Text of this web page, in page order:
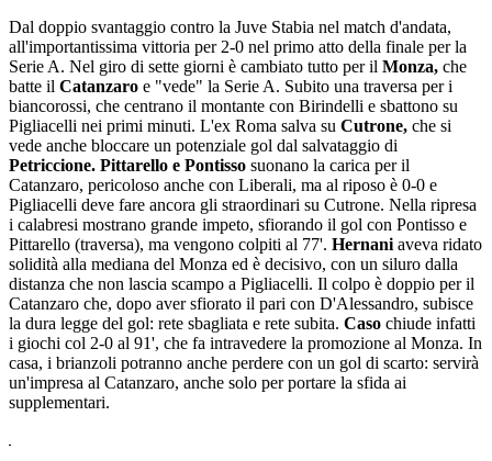
Dal doppio svantaggio contro la Juve Stabia nel match d'andata,
all'importantissima vittoria per 2-0 nel primo atto della finale per la
Serie A. Nel giro di sette giorni è cambiato tutto per il Monza, che
batte il Catanzaro e "vede" la Serie A. Subito una traversa per i
biancorossi, che centrano il montante con Birindelli e sbattono su
Pigliacelli nei primi minuti. L'ex Roma salva su Cutrone, che si
vede anche bloccare un potenziale gol dal salvataggio di
Petriccione. Pittarello e Pontisso suonano la carica per il
Catanzaro, pericoloso anche con Liberali, ma al riposo è 0-0 e
Pigliacelli deve fare ancora gli straordinari su Cutrone. Nella ripresa
i calabresi mostrano grande impeto, sfiorando il gol con Pontisso e
Pittarello (traversa), ma vengono colpiti al 77'. Hernani aveva ridato
solidità alla mediana del Monza ed è decisivo, con un siluro dalla
distanza che non lascia scampo a Pigliacelli. Il colpo è doppio per il
Catanzaro che, dopo aver sfiorato il pari con D'Alessandro, subisce
la dura legge del gol: rete sbagliata e rete subita. Caso chiude infatti
i giochi col 2-0 al 91', che fa intravedere la promozione al Monza. In
casa, i brianzoli potranno anche perdere con un gol di scarto: servirà
un'impresa al Catanzaro, anche solo per portare la sfida ai
supplementari.